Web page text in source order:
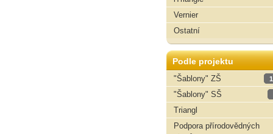
Vernier
Ostatní
Podle projektu
"Šablony" ZŠ
"Šablony" SŠ
Triangl
Podpora přírodovědných